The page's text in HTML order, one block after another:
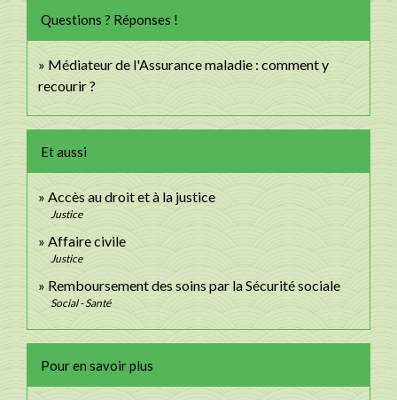
Questions ? Réponses !
Médiateur de l'Assurance maladie : comment y
recourir ?
Et aussi
Accès au droit et à la justice
Justice
Affaire civile
Justice
Remboursement des soins par la Sécurité sociale
Social - Santé
Pour en savoir plus